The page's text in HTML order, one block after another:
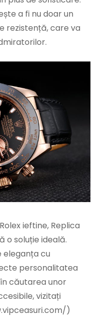
a fi nu doar un
rezistență, care va
ieftine, Replica
o soluție ideală.
eleganța cu
personalitatea
căutarea unor
vizitați
)